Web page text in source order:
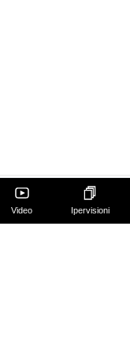
Video Ipervisioni